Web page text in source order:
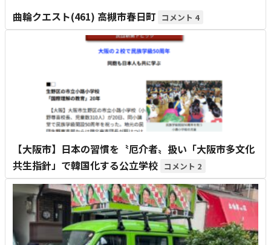
曲輪クエスト(461) 高槻市春日町 4
【大阪市】日本の習慣を〝厄介者〟扱い「大阪市多文化
共生指針」で韓国化する公立学校
2